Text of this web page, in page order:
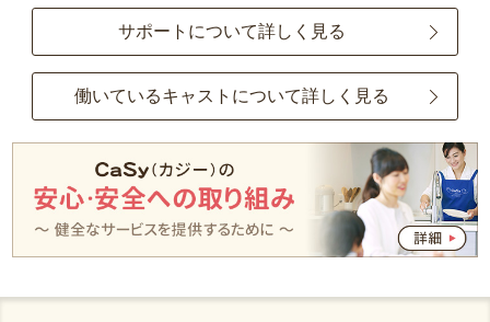
サポートについて詳しく見る
働いているキャストについて詳しく見る